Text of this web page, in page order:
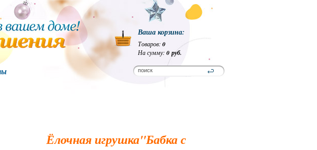
Ваша корзина:
Товаров: 0
На сумму: 0 руб.
Ёлочная игрушка"Бабка с